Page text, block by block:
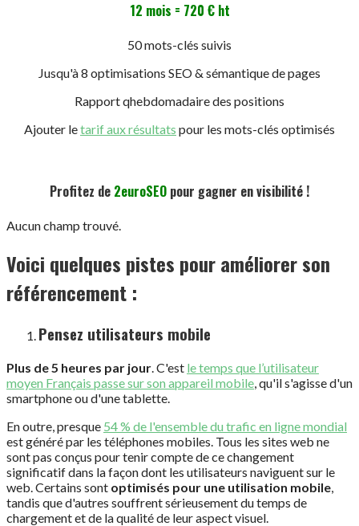
12 mois = 720 € ht
50 mots-clés suivis
Jusqu'à 8 optimisations SEO & sémantique de pages
Rapport qhebdomadaire des positions
Ajouter letarif aux résultats pour les mots-clés optimisés
Profitez de 2euroSEO pour gagner en visibilité !
Aucun champ trouvé.
Voici quelques pistes pour améliorer son
référencement :
Pensez utilisateurs mobile
Plus de 5 heures par jour. C'est le temps que l’utilisateur
moyen Français passe sur son appareil mobile, qu'il s'agisse d'un
smartphone ou d'une tablette.
En outre, presque 54 % de l'ensemble du trafic en ligne mondial
est généré par les téléphones mobiles. Tous les sites web ne
sont pas conçus pour tenir compte de ce changement
significatif dans la façon dont les utilisateurs naviguent sur le
web. Certains sont optimisés pour une utilisation mobile,
tandis que d'autres souffrent sérieusement du temps de
chargement et de la qualité de leur aspect visuel.